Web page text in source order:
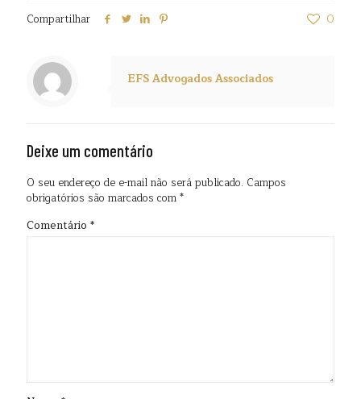
Compartilhar 0
EFS Advogados Associados
Deixe um comentário
O seu endereço de e-mail não será publicado. Campos
obrigatórios são marcados com*
Comentário *